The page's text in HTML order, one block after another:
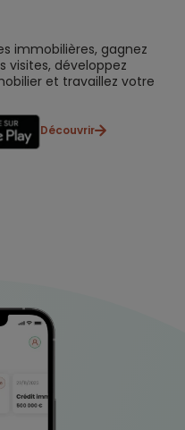
immobilières, gagnez
visites, développez
et travaillez votre
Découvrir